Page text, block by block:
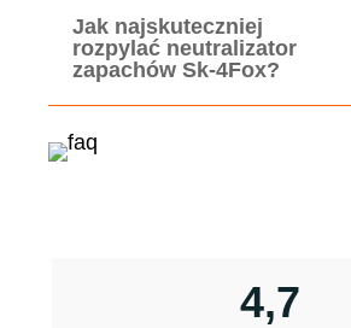
Jak najskuteczniej
rozpylać neutralizator
zapachów Sk-4Fox?
4,7